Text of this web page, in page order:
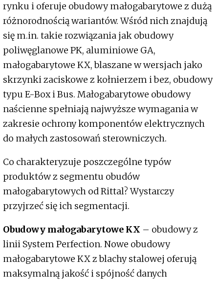
rynku i oferuje obudowy małogabarytowe z dużą
różnorodnością wariantów. Wśród nich znajdują
się m.in. takie rozwiązania jak obudowy
poliwęglanowe PK, aluminiowe GA,
małogabarytowe KX, blaszane w wersjach jako
skrzynki zaciskowe z kołnierzem i bez, obudowy
typu E-Box i Bus. Małogabarytowe obudowy
naścienne spełniają najwyższe wymagania w
zakresie ochrony komponentów elektrycznych
do małych zastosowań sterowniczych.
Co charakteryzuje poszczególne typów
produktów z segmentu obudów
małogabarytowych od Rittal? Wystarczy
przyjrzeć się ich segmentacji.
Obudowy małogabarytowe KX – obudowy z
linii System Perfection. Nowe obudowy
małogabarytowe KX z blachy stalowej oferują
maksymalną jakość i spójność danych